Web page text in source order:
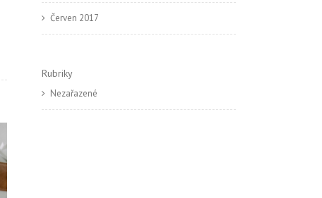
Červen 2017
Rubriky
Nezařazené